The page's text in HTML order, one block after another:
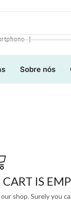
❘
Sobre nós
IS
shop. Surely you